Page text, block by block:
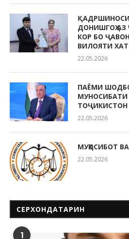
ДОНИШГОҲ
КОР БО
ВИЛОЯТИ
22.05.2026
ПАЁМИ
ТОҶИКИСТОН
22.05.2026
МУҲОСИБОТ
22.05.2026
СЕРХОНДАТАРИН
1